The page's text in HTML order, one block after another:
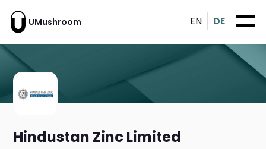
UMushroom EN DE
Hindustan Zinc Limited